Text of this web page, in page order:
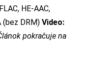
HE-AAC,
(bez DRM) Video:
pokračuje na